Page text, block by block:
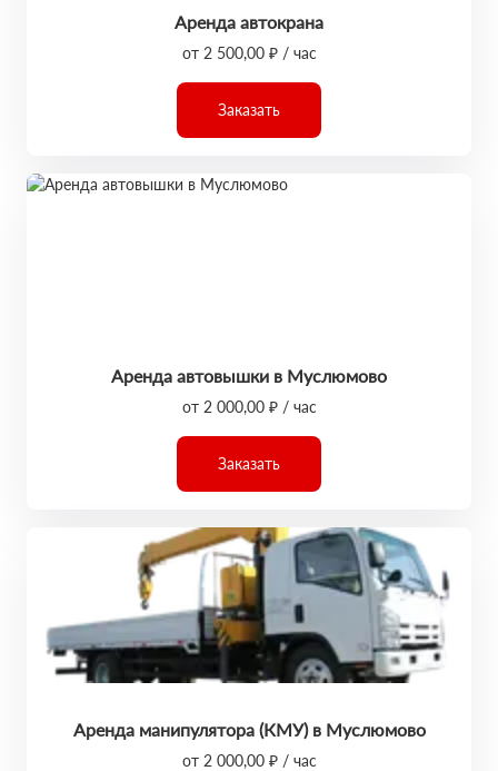
Аренда автокрана
от 2 500,00 ₽ / час
Заказать
Аренда автовышки в Муслюмово
от 2 000,00 ₽ / час
Заказать
Аренда манипулятора (КМУ) в Муслюмово
от 2 000,00 ₽ / час